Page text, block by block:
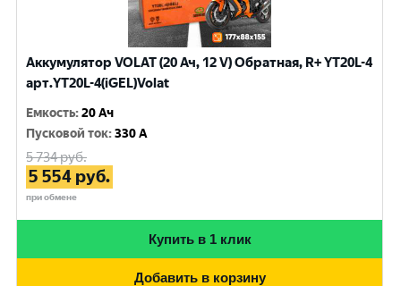
Аккумулятор VOLAT (20 Ач, 12 V) Обратная, R+ YT20L-4
арт.YT20L-4(iGEL)Volat
Емкость:20 Ач
Пусковой ток:330 A
5 734руб.
5 554 руб.
при обмене
Купить в 1 клик
Добавить в корзину